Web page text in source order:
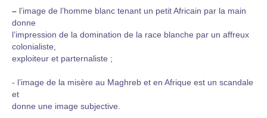
– l’image de l’homme blanc tenant un petit Africain par la main
donne
l’impression de la domination de la race blanche par un affreux
colonialiste,
exploiteur et parternaliste ;
- l’image de la misère au Maghreb et en Afrique est un scandale
et
donne une image subjective.